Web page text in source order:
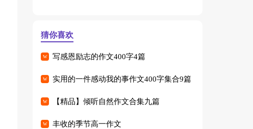
猜你喜欢
写感恩励志的作文400字4篇
实用的一件感动我的事作文400字集合9篇
【精品】倾听自然作文合集九篇
丰收的季节高一作文